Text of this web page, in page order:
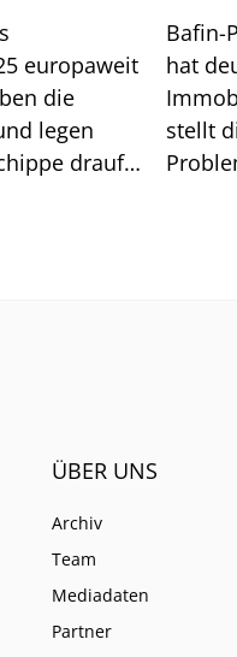
europaweit
die
legen
drauf.
Bafin-
hat
stellt
ÜBER UNS
Archiv
Team
Mediadaten
Partner